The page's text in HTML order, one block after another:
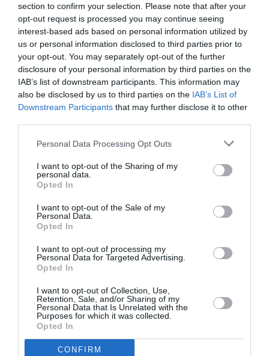
section to confirm your selection. Please note that after your
opt-out request is processed you may continue seeing
interest-based ads based on personal information utilized by
us or personal information disclosed to third parties prior to
your opt-out. You may separately opt-out of the further
disclosure of your personal information by third parties on the
IAB’s list of downstream participants. This information may
also be disclosed by us to third parties on the IAB’s List of
Downstream Participants that may further disclose it to other
Personal Data Processing Opt Outs
I want to opt-out of the Sharing of my
personal data.
Opted In
I want to opt-out of the Sale of my
Personal Data.
Opted In
I want to opt-out of processing my
Personal Data for Targeted Advertising.
Opted In
I want to opt-out of Collection, Use,
Retention, Sale, and/or Sharing of my
Personal Data that Is Unrelated with the
Purposes for which it was collected.
Opted In
CONFIRM
Aucun commentaire !
LAISSER UN COMMENTAIRE
FAIRE UN DON
Appel aux lecteurs !
Soutenez Air Journal participez
DERNIERS COMMENTAIRES
a commenté l'article :